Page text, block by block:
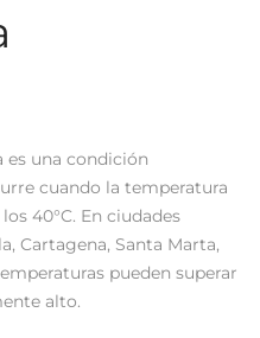
una condición
cuando la temperatura
40°C. En ciudades
Cartagena, Santa Marta,
pueden superar
alto.